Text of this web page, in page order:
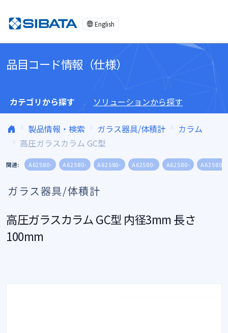
English
品目コード情報（仕様）
カテゴリから探す ソリューションから探す
製品情報・検索 ガラス器具/体積計
カラム
高圧ガラスカラム GC型
関連: A62580- A62580- A62580- A62580- A62580- A62580-
ガラス器具/体積計
高圧ガラスカラム GC型 内径3mm 長さ
100mm